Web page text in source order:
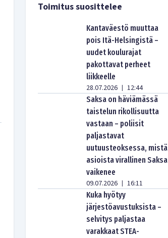
Toimitus suosittelee
Kantaväestö muuttaa
pois Itä-Helsingistä –
uudet koulurajat
pakottavat perheet
liikkeelle
28.07.2026 | 12:44
Saksa on häviämässä
taistelun rikollisuutta
vastaan – poliisit
paljastavat
uutuusteoksessa, mistä
asioista virallinen Saksa
vaikenee
09.07.2026 | 16:11
Kuka hyötyy
järjestöavustuksista –
selvitys paljastaa
varakkaat STEA-